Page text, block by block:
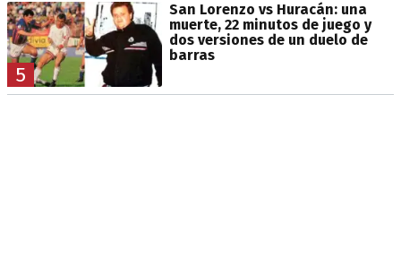
5
San Lorenzo vs Huracán: una
muerte, 22 minutos de juego y
dos versiones de un duelo de
barras